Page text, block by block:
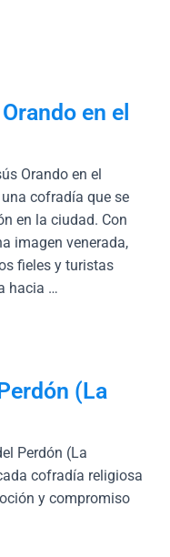
en el
Orando en el
cofradía que se
en la ciudad. Con
imagen venerada,
fieles y turistas
hacia …
(La
Perdón (La
cofradía religiosa
y compromiso